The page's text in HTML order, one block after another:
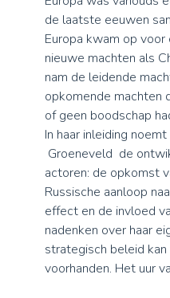
de laatste eeuwen
Europa kwam op
nieuwe machten als
nam de leidende
opkomende machten
of geen boodschap
In haar inleiding
Groeneveld de
actoren: de opkomst
Russische aanloop
effect en de invloed
nadenken over haar
strategisch beleid
voorhanden. Het uur